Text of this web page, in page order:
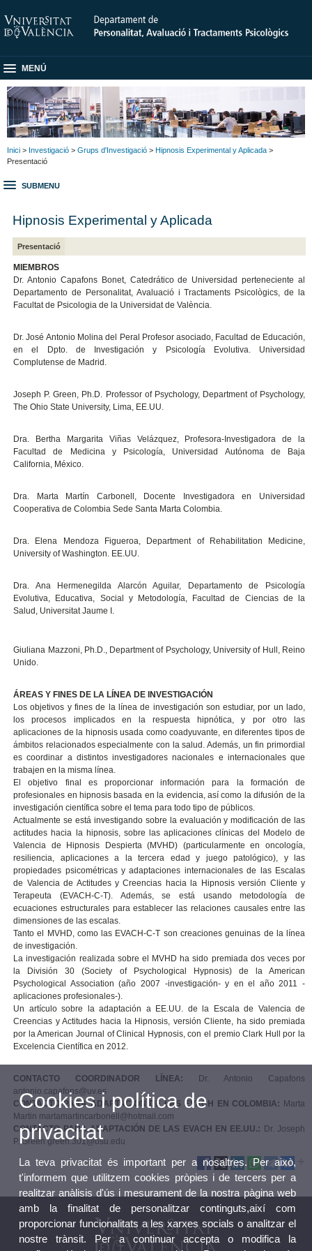
MENÚ
Inici > Investigació > Grups d'Investigació > Hipnosis Experimental y Aplicada >
Presentació
SUBMENU
Hipnosis Experimental y Aplicada
Presentació
MIEMBROS
Dr. Antonio Capafons Bonet, Catedrático de Universidad perteneciente al
Departamento de Personalitat, Avaluació i Tractaments Psicològics, de la
Facultat de Psicologia de la Universidat de València.
Dr. José Antonio Molina del Peral Profesor asociado, Facultad de Educación,
en el Dpto. de Investigación y Psicología Evolutiva. Universidad
Complutense de Madrid.
Joseph P. Green, Ph.D. Professor of Psychology, Department of Psychology,
The Ohio State University, Lima, EE.UU.
Dra. Bertha Margarita Viñas Velázquez, Profesora-Investigadora de la
Facultad de Medicina y Psicología, Universidad Autónoma de Baja
California, México.
Dra. Marta Martín Carbonell, Docente Investigadora en Universidad
Cooperativa de Colombia Sede Santa Marta Colombia.
Dra. Elena Mendoza Figueroa, Department of Rehabilitation Medicine,
University of Washington. EE.UU.
Dra. Ana Hermenegilda Alarcón Aguilar, Departamento de Psicología
Evolutiva, Educativa, Social y Metodología, Facultad de Ciencias de la
Salud, Universitat Jaume I.
Giuliana Mazzoni, Ph.D., Department of Psychology, University of Hull, Reino
Unido.
ÁREAS Y FINES DE LA LÍNEA DE INVESTIGACIÓN
Los objetivos y fines de la línea de investigación son estudiar, por un lado,
los procesos implicados en la respuesta hipnótica, y por otro las
aplicaciones de la hipnosis usada como coadyuvante, en diferentes tipos de
ámbitos relacionados especialmente con la salud. Además, un fin primordial
es coordinar a distintos investigadores nacionales e internacionales que
trabajen en la misma línea.
El objetivo final es proporcionar información para la formación de
profesionales en hipnosis basada en la evidencia, así como la difusión de la
investigación científica sobre el tema para todo tipo de públicos.
Actualmente se está investigando sobre la evaluación y modificación de las
actitudes hacia la hipnosis, sobre las aplicaciones clínicas del Modelo de
Valencia de Hipnosis Despierta (MVHD) (particularmente en oncología,
resiliencia, aplicaciones a la tercera edad y juego patológico), y las
propiedades psicométricas y adaptaciones internacionales de las Escalas
de Valencia de Actitudes y Creencias hacia la Hipnosis versión Cliente y
Terapeuta (EVACH-C-T). Además, se está usando metodología de
ecuaciones estructurales para establecer las relaciones causales entre las
dimensiones de las escalas.
Tanto el MVHD, como las EVACH-C-T son creaciones genuinas de la línea
de investigación.
La investigación realizada sobre el MVHD ha sido premiada dos veces por
la División 30 (Society of Psychological Hypnosis) de la American
Psychological Association (año 2007 -investigación- y en el año 2011 -
aplicaciones profesionales-).
Un artículo sobre la adaptación a EE.UU. de la Escala de Valencia de
Creencias y Actitudes hacia la Hipnosis, versión Cliente, ha sido premiada
por la American Journal of Clinical Hypnosis, con el premio Clark Hull por la
Excelencia Científica en 2012.
CONTACTO COORDINADOR LÍNEA: Dr. Antonio Capafons
antonio.capafons@uv.es
CONTACTO PARA ADAPTACIÓN DE LAS EVACH EN COLOMBIA: Marta
Martin martamartincarbonell@hotmail.com
CONTACTO PARA ADAPTACIÓN DE LAS EVACH EN EE.UU.: Dr. Joseph
P. Green green.301@osu.edu
Cookies i política de
privacitat
La teva privacitat és important per a nosaltres. Per això,
t'informem que utilitzem cookies pròpies i de tercers per a
realitzar anàlisis d'ús i mesurament de la nostra pàgina web
amb la finalitat de personalitzar continguts,així com
proporcionar funcionalitats a les xarxes socials o analitzar el
nostre trànsit. Per a continuar accepta o modifica la